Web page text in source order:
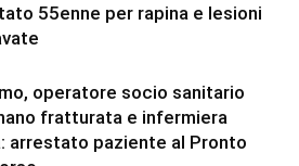
55enne per rapina e lesioni
operatore socio sanitario
fratturata e infermiera
arrestato paziente al Pronto